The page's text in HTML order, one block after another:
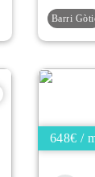
Barri
648€ /